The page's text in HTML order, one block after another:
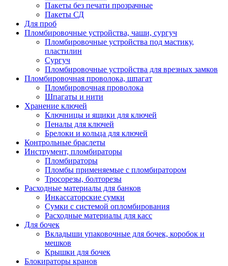
Пакеты без печати прозрачные
Пакеты СД
Для проб
Пломбировочные устройства, чаши, сургуч
Пломбировочные устройства под мастику,
пластилин
Сургуч
Пломбировочные устройства для врезных замков
Пломбировочная проволока, шпагат
Пломбировочная проволока
Шпагаты и нити
Хранение ключей
Ключницы и ящики для ключей
Пеналы для ключей
Брелоки и кольца для ключей
Контрольные браслеты
Инструмент, пломбираторы
Пломбираторы
Пломбы применяемые с пломбиратором
Тросорезы, болторезы
Расходные материалы для банков
Инкассаторские сумки
Сумки с системой опломбирования
Расходные материалы для касс
Для бочек
Вкладыши упаковочные для бочек, коробок и
мешков
Крышки для бочек
Блокираторы кранов